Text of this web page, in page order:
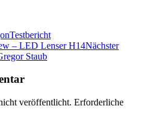
Testbericht
– LED Lenser H14Nächster
Staub
veröffentlicht. Erforderliche